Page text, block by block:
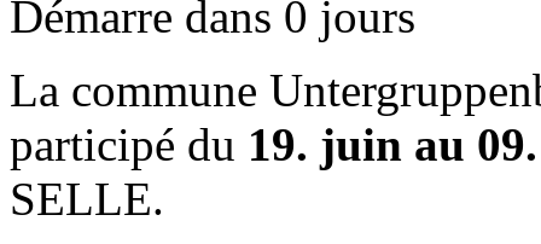
Démarre dans 0 jours
La commune
participé du 19. juin au
SELLE.